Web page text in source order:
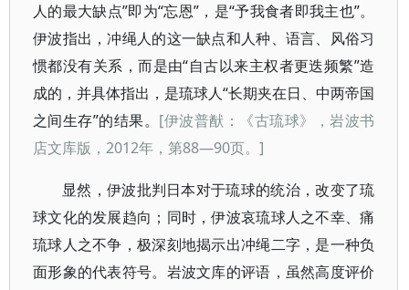
人的最大缺点”即为“忘恩”，是“予我食者即我主也”。
伊波指出，冲绳人的这一缺点和人种、语言、风俗习
惯都没有关系，而是由“自古以来主权者更迭频繁”造
成的，并具体指出，是琉球人“长期夹在日、中两帝国
之间生存”的结果。 [伊波普猷：《古琉球》，岩波书
店文库版，2012年，第88—90页。]
显然，伊波批判日本对于琉球的统治，改变了琉
球文化的发展趋向；同时，伊波哀琉球人之不幸、痛
琉球人之不争，极深刻地揭示出冲绳二字，是一种负
面形象的代表符号。岩波文库的评语，虽然高度评价